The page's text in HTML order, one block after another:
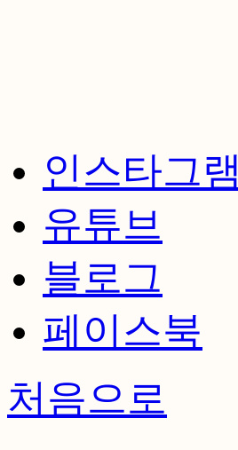
인스타그램
유튜브
블로그
페이스북
처음으로